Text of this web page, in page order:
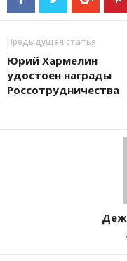
Предыдущая статья
Юрий Хармелин
удостоен награды
Россотрудничества